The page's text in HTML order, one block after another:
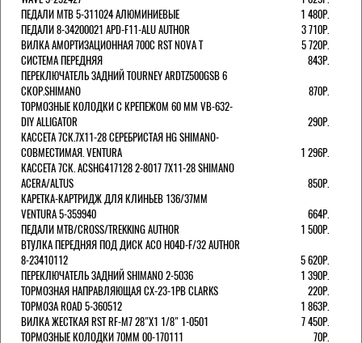
ПЕДАЛИ MTB 5-311024 АЛЮМИНИЕВЫЕ
1 480Р.
ПЕДАЛИ 8-34200021 APD-F11-ALU AUTHOR
3 710Р.
ВИЛКА АМОРТИЗАЦИОННАЯ 700С RST NOVA T
5 720Р.
СИСТЕМА ПЕРЕДНЯЯ
843Р.
ПЕРЕКЛЮЧАТЕЛЬ ЗАДНИЙ TOURNEY ARDTZ500GSB 6
СКОР.SHIMANO
870Р.
ТОРМОЗНЫЕ КОЛОДКИ С КРЕПЕЖОМ 60 ММ VB-632-
DIY ALLIGATOR
290Р.
КАССЕТА 7СК.7Х11-28 СЕРЕБРИСТАЯ HG SHIMANO-
СОВМЕСТИМАЯ. VENTURA
1 296Р.
КАССЕТА 7СК. ACSHG417128 2-8017 7Х11-28 SHIMANO
ACERA/ALTUS
850Р.
КАРЕТКА-КАРТРИДЖ ДЛЯ КЛИНЬЕВ 136/37ММ
VENTURA 5-359940
664Р.
ПЕДАЛИ MTB/CROSS/TREKKING AUTHOR
1 500Р.
ВТУЛКА ПЕРЕДНЯЯ ПОД ДИСК ACO H04D-F/32 AUTHOR
8-23410112
5 620Р.
ПЕРЕКЛЮЧАТЕЛЬ ЗАДНИЙ SHIMANO 2-5036
1 390Р.
ТОРМОЗНАЯ НАПРАВЛЯЮЩАЯ CX-23-1PB CLARKS
220Р.
ТОРМОЗА ROAD 5-360512
1 863Р.
ВИЛКА ЖЕСТКАЯ RST RF-M7 28"Х1 1/8" 1-0501
7 450Р.
ТОРМОЗНЫЕ КОЛОДКИ 70ММ 00-170111
70Р.